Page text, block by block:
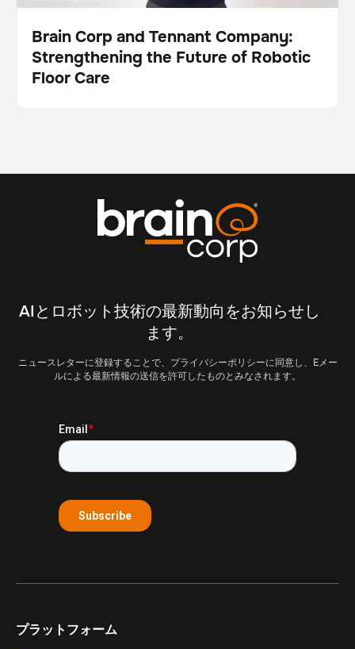
ビデオ
Brain Corp and Tennant Company:
Strengthening the Future of Robotic
Floor Care
AIとロボット技術の最新動向をお知らせし
ます。
ニュースレターに登録することで、プライバシーポリシーに同意し、Eメー
ルによる最新情報の送信を許可したものとみなされます。
プラットフォーム